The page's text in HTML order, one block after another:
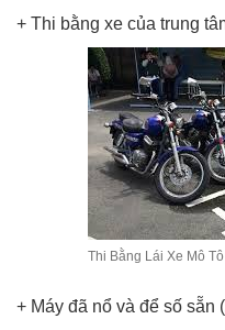
+ Thi bằng xe của trung
Thi Bằng Lái Xe Mô Tô
+ Máy đã nổ và để số sẵn